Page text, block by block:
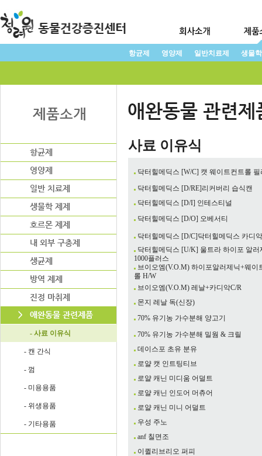
항균제 영양제 일반치료제 생물
- 사료 이유식
- 캔 간식
- 껌
- 미용용품
- 위생용품
- 기타용품
사료 이유식
닥터힐메딕스 [W/C] 캣 웨이트컨트롤 필
닥터힐메딕스 [D/RE]리커버리 습식캔
닥터힐메딕스 [D/I] 인테스티널
닥터힐메딕스 [D/O] 오베서티
닥터힐메딕스 [D/C]닥터힐메딕스 카디악
닥터힐메딕스 [U/K] 울트라 하이포 알러
1000플러스
브이오엠(V.O.M) 하이포알러제닉+웨이
롤 H/W
브이오엠(V.O.M) 레날+카디악C/R
몬지 레날 독(신장)
70% 유기농 가수분해 양고기
70% 유기농 가수분해 밀웜 & 크릴
데이스포 초유 분유
로얄 캣 인트팅티브
로얄 캐닌 미디움 어덜트
로얄 캐닌 인도어 머츄어
로얄 캐닌 미니 어덜트
우성 주노
anf 칠면조
이퀼리브리오 퍼피